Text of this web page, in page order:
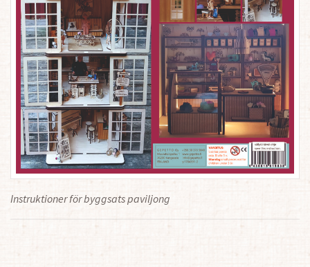
Instruktioner för byggsats paviljong